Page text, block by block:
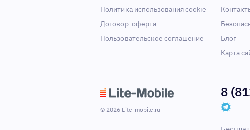
Политика использования cookie
Договор-оферта
Пользовательское соглашение
Блог
Карта
© 2026 Lite-mobile.ru
8